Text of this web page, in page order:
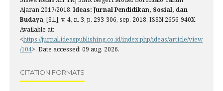
Ajaran 2017/2018. Ideas: Jurnal Pendidikan, Sosial, dan
Budaya, [S.l.], v. 4, n. 3, p. 293-306, sep. 2018. ISSN 2656-940X.
Available at:
<https://jurnal.ideaspublishing.co.id/index.php/ideas/article/view
/104>. Date accessed: 09 aug. 2026.
CITATION FORMATS